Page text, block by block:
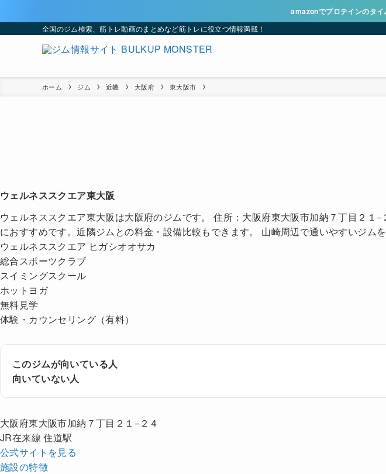
amazonでプロテインのタイ
全国のジム検索、筋トレ動画のまとめなど筋トレに役立つ情報満載！
ホーム ジム 近畿 大阪府 東大阪市
ウェルネススクエア東大阪
ウェルネススクエア東大阪は大阪府のジムです。 住所：大阪府東大阪市加納７丁目２
におすすめです。近隣ジムとの料金・設備比較もできます。 山崎周辺で通いやすいジム
ウェルネススクエア ヒガシオオサカ
総合スポーツクラブ
スイミングスクール
ホットヨガ
無料見学
体験・カウンセリング（有料）
このジムが向いている人
向いていない人
大阪府東大阪市加納７丁目２１−２４
JR在来線 住道駅
公式サイトを見る
施設の特徴